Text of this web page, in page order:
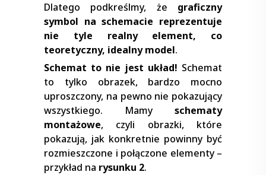
Dlatego podkreślmy, że graficzny
symbol na schemacie reprezentuje
nie tyle realny element, co
teoretyczny, idealny model.
Schemat to nie jest układ! Schemat
to tylko obrazek, bardzo mocno
uproszczony, na pewno nie pokazujący
wszystkiego. Mamy schematy
montażowe, czyli obrazki, które
pokazują, jak konkretnie powinny być
rozmieszczone i połączone elementy –
przykład na rysunku 2.